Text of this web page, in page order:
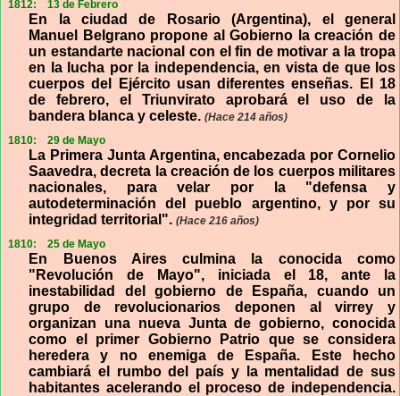
1812:
13 de Febrero
En la ciudad de Rosario (Argentina), el general
Manuel Belgrano propone al Gobierno la creación de
un estandarte nacional con el fin de motivar a la tropa
en la lucha por la independencia, en vista de que los
cuerpos del Ejército usan diferentes enseñas. El 18
de febrero, el Triunvirato aprobará el uso de la
bandera blanca y celeste.(Hace 214 años)
1810:
29 de Mayo
La Primera Junta Argentina, encabezada por Cornelio
Saavedra, decreta la creación de los cuerpos militares
nacionales, para velar por la "defensa y
autodeterminación del pueblo argentino, y por su
integridad territorial".(Hace 216 años)
1810:
25 de Mayo
En Buenos Aires culmina la conocida como
"Revolución de Mayo", iniciada el 18, ante la
inestabilidad del gobierno de España, cuando un
grupo de revolucionarios deponen al virrey y
organizan una nueva Junta de gobierno, conocida
como el primer Gobierno Patrio que se considera
heredera y no enemiga de España. Este hecho
cambiará el rumbo del país y la mentalidad de sus
habitantes acelerando el proceso de independencia.